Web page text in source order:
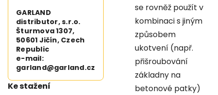
GARLAND
distributor, s.r.o.
Šturmova 1307,
50601 Jičín, Czech
Republic
e-mail:
garland@garland.cz
Ke stažení
se rovněž použít v
kombinaci s jiným
způsobem
ukotvení (např.
přišroubování
základny na
betonové patky)